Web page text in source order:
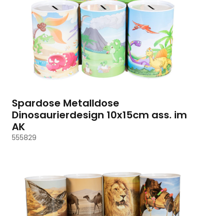
Spardose Metalldose
Dinosaurierdesign 10x15cm ass. im
AK
555829